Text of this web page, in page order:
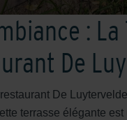
:
De
De
terrasse élégante